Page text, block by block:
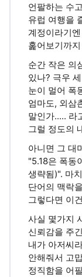
언팔하는 수
유럽 여행을
계정이라기
훑어보기까
순간 작은 의
있나? 극우
눈이 멀어 폭
엄마도, 외삼
말인가..... 라
그럴 정도의
아니면 그 대
"5.18은 폭동
생략됨)". 마
단어의 맥락
그렇다면 이
사실 몇가지
신뢰감을 주
내가 아저씨
안해줘서 고
정직함을 어